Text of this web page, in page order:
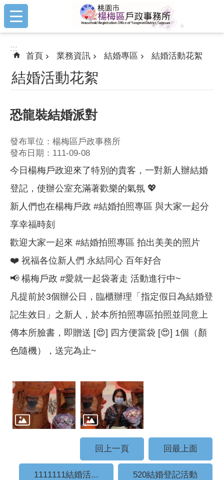
跳到主要內容區塊
:::
:::
首頁 業務資訊 結婚專區 結婚活動花絮
結婚活動花絮
恐龍裝結婚派對
發布單位：楊梅區戶政事務所
發布日期：111-09-08
今日楊梅戶政迎來了特別的貴客，一對新人辦結婚
登記，使辦公室充滿著歡樂的氣氛 💖
新人們也在楊梅戶政 #結婚拍照專區 與大家一起分
享幸福時刻
歡迎大家一起來 #結婚拍照專區 拍出美美的照片
❤️ 祝福各位新人們 永結同心 百年好合
📢 楊梅戶政 #愛就一起袋著走 活動進行中~
凡提前於3個辦公日，臨櫃辦理「指定假日為結婚登
記生效日」之新人，於本所拍照專區拍照並同意上
傳本所臉書，即贈送 [😍] 四方便當袋 [😍] 1個（顏
色隨機），送完為止~
回上一頁 回最上面
1111111結婚活... 520結婚登記活動